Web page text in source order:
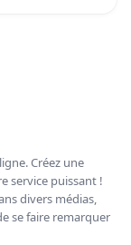
Créez une
service puissant !
divers médias,
se faire remarquer